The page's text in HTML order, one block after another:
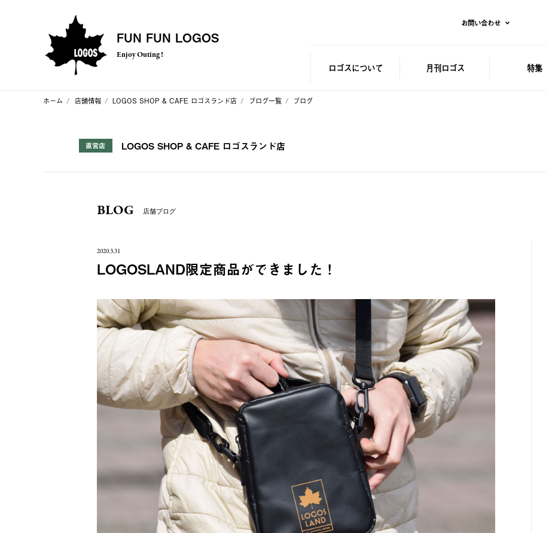
FUN FUN LOGOS
Enjoy Outing !
お問い合わせ
ロゴスについて 月刊ロゴス 特集
ホーム 店舗情報 LOGOS SHOP & CAFE ロゴスランド店 ブログ一覧 ブログ
直営店 LOGOS SHOP & CAFE ロゴスランド店
BLOG 店舗ブログ
2020.3.31
LOGOSLAND限定商品ができました！